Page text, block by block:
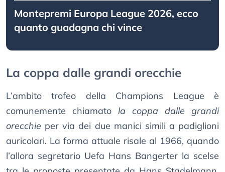
Montepremi Europa League 2026, ecco
quanto guadagna chi vince
La coppa dalle grandi orecchie
L’ambito trofeo della Champions League è
comunemente chiamato la coppa dalle grandi
orecchie per via dei due manici simili a padiglioni
auricolari. La forma attuale risale al 1966, quando
l’allora segretario Uefa Hans Bangerter la scelse